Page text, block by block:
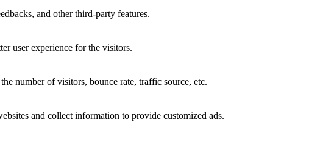
and other third-party features.
user experience for the visitors.
number of visitors, bounce rate, traffic source, etc.
and collect information to provide customized ads.